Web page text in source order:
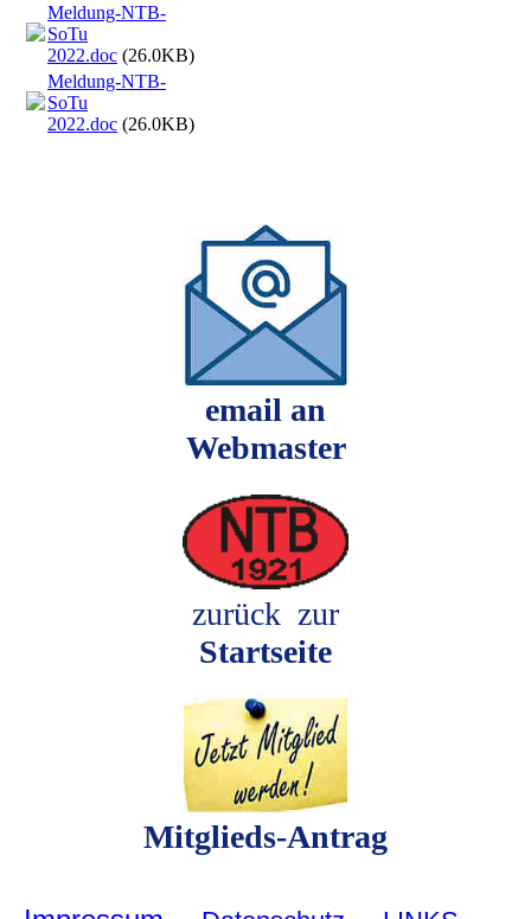
Meldung-NTB-
SoTu
2022.doc (26.0KB)
Meldung-NTB-
SoTu
2022.doc (26.0KB)
email an
Webmaster
zurück zur
Startseite
Mitglieds-Antrag